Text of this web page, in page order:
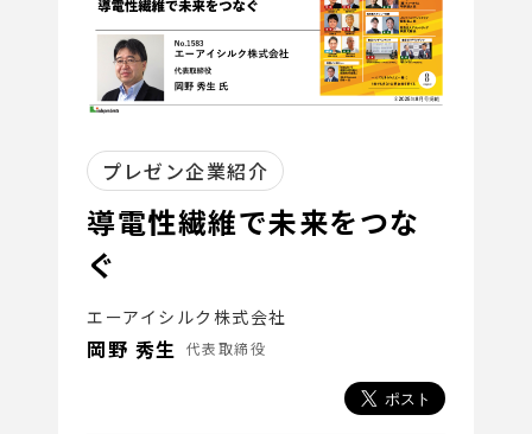
プレゼン企業紹介
導電性繊維で未来をつな
ぐ
エーアイシルク株式会社
岡野 秀生 代表取締役